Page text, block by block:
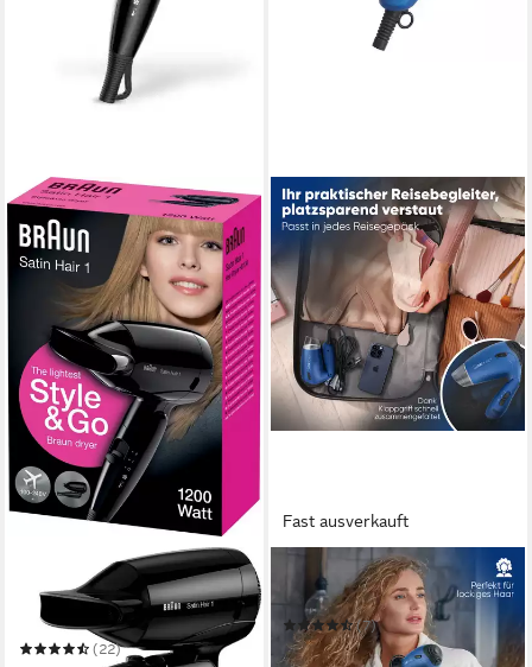
Reisehaartrockner Braun
Satin Hair 1 Style & Go
(22)
Fast ausverkauft
CLATRONIC
Haartrockner HTD 3429
(7)
ab 17,89 €